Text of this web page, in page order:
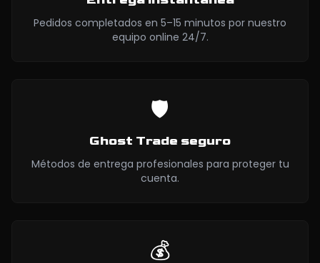
Pedidos completados en 5–15 minutos por nuestro
equipo online 24/7.
🛡️
Ghost Trade seguro
Métodos de entrega profesionales para proteger tu
cuenta.
💰